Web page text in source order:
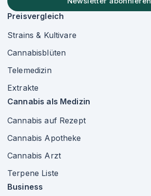
Preisvergleich
Strains & Kultivare
Cannabisblüten
Telemedizin
Extrakte
Cannabis als Medizin
Cannabis auf Rezept
Cannabis Apotheke
Cannabis Arzt
Terpene Liste
Business